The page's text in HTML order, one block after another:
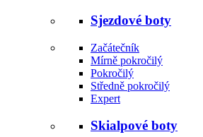
Sjezdové boty
Začátečník
Mírně pokročilý
Pokročilý
Středně pokročilý
Expert
Skialpové boty